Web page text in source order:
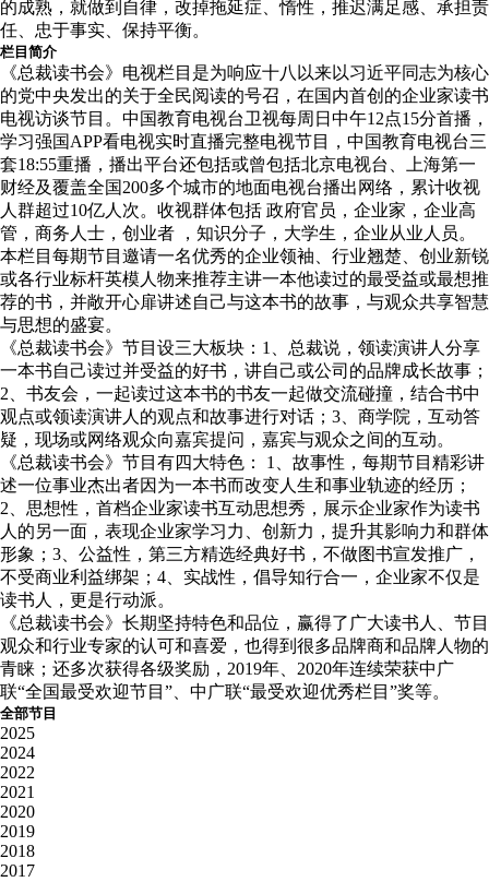
的成熟，就做到自律，改掉拖延症、惰性，推迟满足感、承担责
任、忠于事实、保持平衡。
栏目简介
《总裁读书会》电视栏目是为响应十八以来以习近平同志为核心
的党中央发出的关于全民阅读的号召，在国内首创的企业家读书
电视访谈节目。中国教育电视台卫视每周日中午12点15分首播，
学习强国APP看电视实时直播完整电视节目，中国教育电视台三
套18:55重播，播出平台还包括或曾包括北京电视台、上海第一
财经及覆盖全国200多个城市的地面电视台播出网络，累计收视
人群超过10亿人次。收视群体包括 政府官员，企业家，企业高
管，商务人士，创业者 ，知识分子，大学生，企业从业人员。
本栏目每期节目邀请一名优秀的企业领袖、行业翘楚、创业新锐
或各行业标杆英模人物来推荐主讲一本他读过的最受益或最想推
荐的书，并敞开心扉讲述自己与这本书的故事，与观众共享智慧
与思想的盛宴。
《总裁读书会》节目设三大板块：1、总裁说，领读演讲人分享
一本书自己读过并受益的好书，讲自己或公司的品牌成长故事；
2、书友会，一起读过这本书的书友一起做交流碰撞，结合书中
观点或领读演讲人的观点和故事进行对话；3、商学院，互动答
疑，现场或网络观众向嘉宾提问，嘉宾与观众之间的互动。
《总裁读书会》节目有四大特色： 1、故事性，每期节目精彩讲
述一位事业杰出者因为一本书而改变人生和事业轨迹的经历；
2、思想性，首档企业家读书互动思想秀，展示企业家作为读书
人的另一面，表现企业家学习力、创新力，提升其影响力和群体
形象；3、公益性，第三方精选经典好书，不做图书宣发推广，
不受商业利益绑架；4、实战性，倡导知行合一，企业家不仅是
读书人，更是行动派。
《总裁读书会》长期坚持特色和品位，赢得了广大读书人、节目
观众和行业专家的认可和喜爱，也得到很多品牌商和品牌人物的
青睐；还多次获得各级奖励，2019年、2020年连续荣获中广
联“全国最受欢迎节目”、中广联“最受欢迎优秀栏目”奖等。
全部节目
2025
2024
2022
2021
2020
2019
2018
2017